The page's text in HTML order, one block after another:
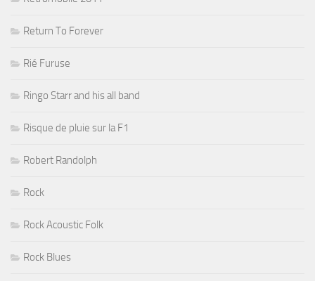
Return To Forever
Rié Furuse
Ringo Starr and his all band
Risque de pluie sur la F1
Robert Randolph
Rock
Rock Acoustic Folk
Rock Blues